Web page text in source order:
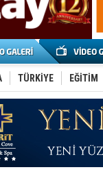
TÜRKİYE EĞİTİM